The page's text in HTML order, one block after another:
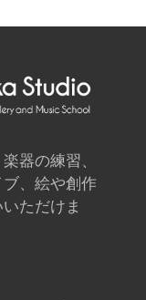
器の練習、
、絵や創作
ただけま